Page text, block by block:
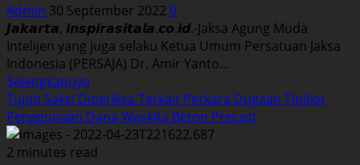
di
Kejurda
Drag
Bike
2022
Kalsel.
Admin 30 September 2022 0
𝙅𝙖𝙠𝙖𝙧𝙩𝙖, 𝙞𝙣𝙨𝙥𝙞𝙧𝙖𝙨𝙞𝙩𝙖𝙡𝙖.𝙘𝙤.𝙞𝙙.-Jaksa Agung Muda
Intelijen yang juga selaku Ketua Umum Persatuan Jaksa
Indonesia (PERSAJA) Dr. Amir Yanto...
Selengkapnya
more
about
Adhyaksa
Farmel
Tujuh Saksi Diperiksa Terkait Perkara Dugaan Tipikor
Penggunaan Dana Waskita Beton Precast
2 minutes read